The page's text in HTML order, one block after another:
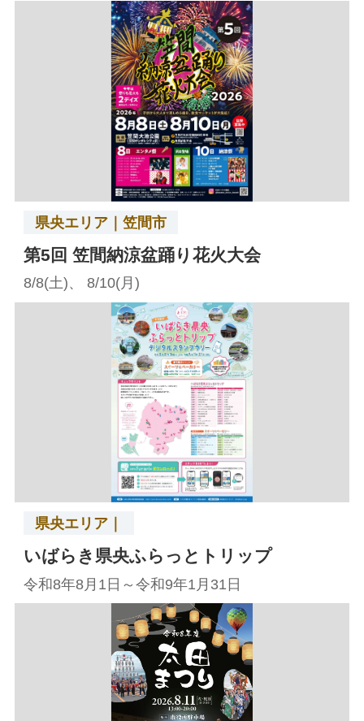
県央エリア｜笠間市
第5回 笠間納涼盆踊り花火大会
8/8(土)、 8/10(月)
県央エリア｜
いばらき県央ふらっとトリップ
令和8年8月1日～令和9年1月31日